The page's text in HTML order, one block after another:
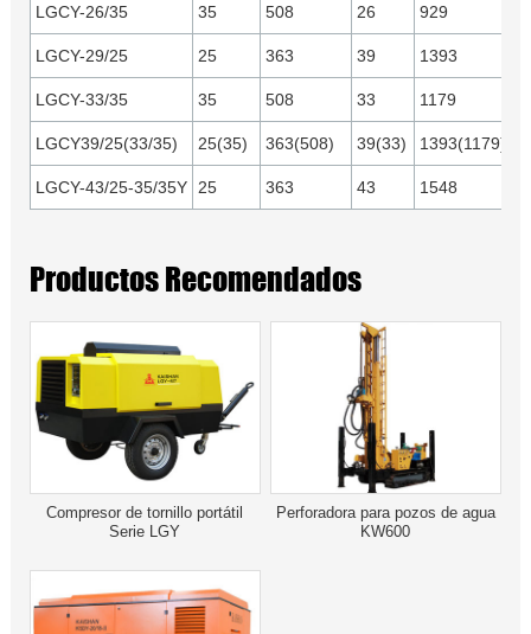
LGCY-26/35 35 508 26 929
LGCY-29/25 25 363 39 1393
LGCY-33/35 35 508 33 1179
LGCY39/25(33/35) 25(35) 363(508) 39(33) 1393(1179)
LGCY-43/25-35/35Y 25 363 43 1548
Productos Recomendados
Compresor de tornillo portátil
Serie LGY
Perforadora para pozos de agua
KW600